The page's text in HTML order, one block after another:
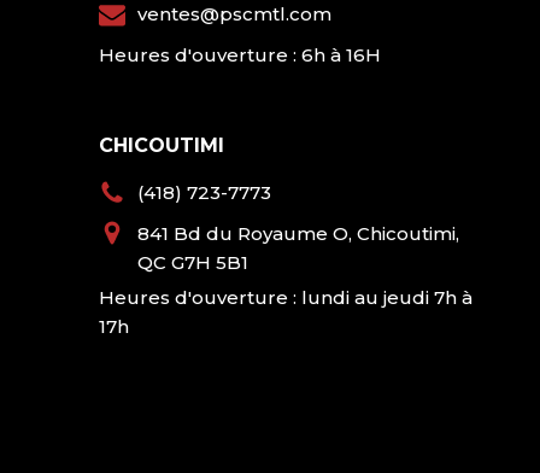
ventes@pscmtl.com
Heures d'ouverture : 6h à 16H
CHICOUTIMI
(418) 723-7773
841 Bd du Royaume O, Chicoutimi,
QC G7H 5B1
Heures d'ouverture : lundi au jeudi 7h à
17h